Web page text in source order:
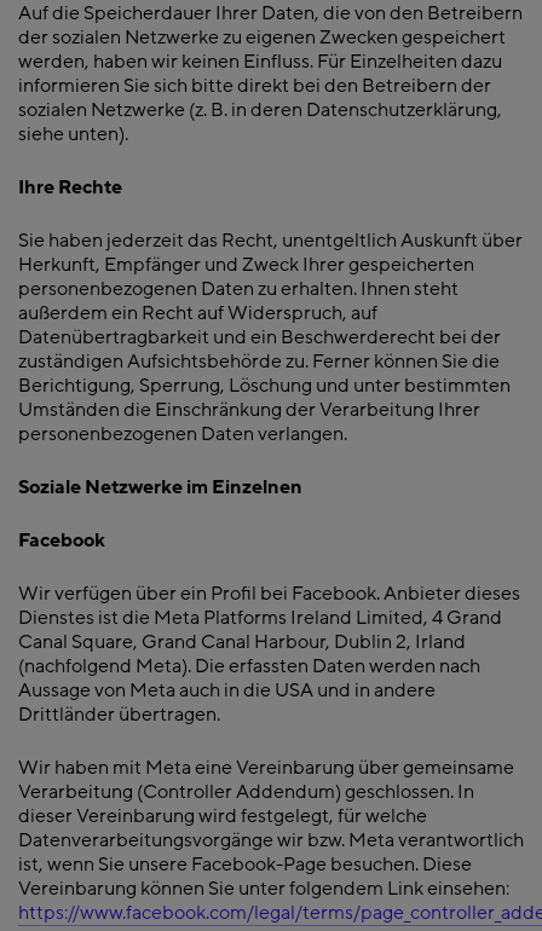
Auf die Speicherdauer Ihrer Daten, die von den Betreibern
der sozialen Netzwerke zu eigenen Zwecken gespeichert
werden, haben wir keinen Einfluss. Für Einzelheiten dazu
informieren Sie sich bitte direkt bei den Betreibern der
sozialen Netzwerke (z. B. in deren Datenschutzerklärung,
siehe unten).
Ihre Rechte
Sie haben jederzeit das Recht, unentgeltlich Auskunft über
Herkunft, Empfänger und Zweck Ihrer gespeicherten
personenbezogenen Daten zu erhalten. Ihnen steht
außerdem ein Recht auf Widerspruch, auf
Datenübertragbarkeit und ein Beschwerderecht bei der
zuständigen Aufsichtsbehörde zu. Ferner können Sie die
Berichtigung, Sperrung, Löschung und unter bestimmten
Umständen die Einschränkung der Verarbeitung Ihrer
personenbezogenen Daten verlangen.
Soziale Netzwerke im Einzelnen
Facebook
Wir verfügen über ein Profil bei Facebook. Anbieter dieses
Dienstes ist die Meta Platforms Ireland Limited, 4 Grand
Canal Square, Grand Canal Harbour, Dublin 2, Irland
(nachfolgend Meta). Die erfassten Daten werden nach
Aussage von Meta auch in die USA und in andere
Drittländer übertragen.
Wir haben mit Meta eine Vereinbarung über gemeinsame
Verarbeitung (Controller Addendum) geschlossen. In
dieser Vereinbarung wird festgelegt, für welche
Datenverarbeitungsvorgänge wir bzw. Meta verantwortlich
ist, wenn Sie unsere Facebook-Page besuchen. Diese
Vereinbarung können Sie unter folgendem Link einsehen:
https://www.facebook.com/legal/terms/